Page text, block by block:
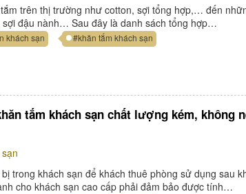
trên thị trường như cotton, sợi tổng hợp,… đến
đậu nành… Sau đây là danh sách tổng hợp…
khách sạn #khăn tắm khách sạn
tắm khách sạn chất lượng kém, không
trong khách sạn để khách thuê phòng sử dụng sau
cho khách sạn cao cấp phải đảm bảo được tính…